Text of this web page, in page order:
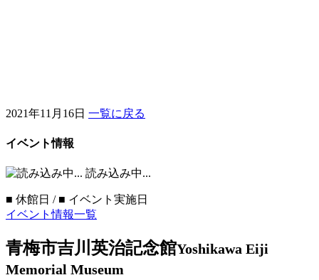
2021年11月16日 一覧に戻る
イベント情報
読み込み中...
■ 休館日 / ■ イベント実施日
イベント情報一覧
青梅市吉川英治記念館Yoshikawa Eiji
Memorial Museum